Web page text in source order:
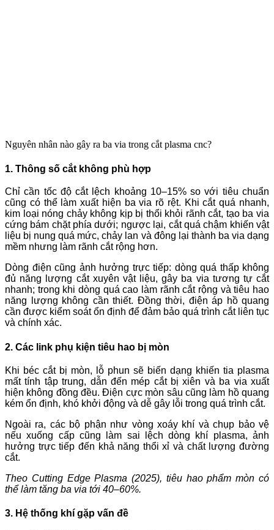
Nguyên nhân nào gây ra ba via trong cắt plasma cnc?
1. Thông số cắt không phù hợp
Chỉ cần tốc độ cắt lệch khoảng 10–15% so với tiêu chuẩn
cũng có thể làm xuất hiện ba via rõ rệt. Khi cắt quá nhanh,
kim loại nóng chảy không kịp bị thổi khỏi rãnh cắt, tạo ba via
cứng bám chặt phía dưới; ngược lại, cắt quá chậm khiến vật
liệu bị nung quá mức, chảy lan và đông lại thành ba via dạng
mềm nhưng làm rãnh cắt rộng hơn.
Dòng điện cũng ảnh hưởng trực tiếp: dòng quá thấp không
đủ năng lượng cắt xuyên vật liệu, gây ba via tương tự cắt
nhanh; trong khi dòng quá cao làm rãnh cắt rộng và tiêu hao
năng lượng không cần thiết. Đồng thời, điện áp hồ quang
cần được kiểm soát ổn định để đảm bảo quá trình cắt liên tục
và chính xác.
2. Các link phụ kiện tiêu hao bị mòn
Khi béc cắt bị mòn, lỗ phun sẽ biến dạng khiến tia plasma
mất tính tập trung, dẫn đến mép cắt bị xiên và ba via xuất
hiện không đồng đều. Điện cực mòn sâu cũng làm hồ quang
kém ổn định, khó khởi động và dễ gây lỗi trong quá trình cắt.
Ngoài ra, các bộ phận như vòng xoáy khí và chụp bảo vệ
nếu xuống cấp cũng làm sai lệch dòng khí plasma, ảnh
hưởng trực tiếp đến khả năng thổi xỉ và chất lượng đường
cắt.
Theo Cutting Edge Plasma (2025), tiêu hao phẩm mòn có
thể làm tăng ba via tới 40–60%.
3. Hệ thống khí gặp vấn đề